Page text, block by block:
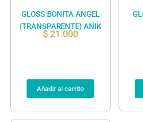
GLOSS BONITA ANGEL
(TRANSPARENTE) ANIK
$21.000
Añadir al carrito